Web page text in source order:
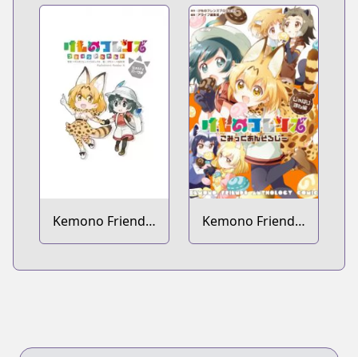
Kemono Friends:
Comic à la Carte
Kemono Friends:
Comic Anthology